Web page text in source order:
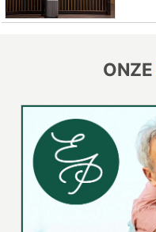
ONZE